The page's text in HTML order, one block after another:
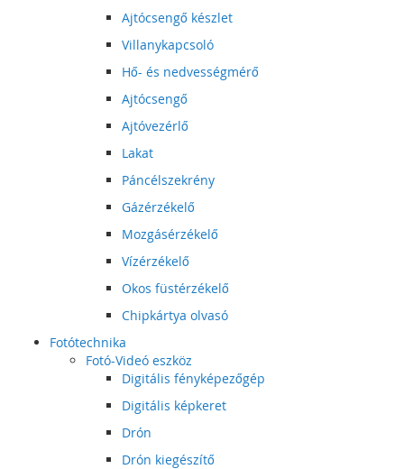
Ajtócsengő készlet
Villanykapcsoló
Hő- és nedvességmérő
Ajtócsengő
Ajtóvezérlő
Lakat
Páncélszekrény
Gázérzékelő
Mozgásérzékelő
Vízérzékelő
Okos füstérzékelő
Chipkártya olvasó
Fotótechnika
Fotó-Videó eszköz
Digitális fényképezőgép
Digitális képkeret
Drón
Drón kiegészítő